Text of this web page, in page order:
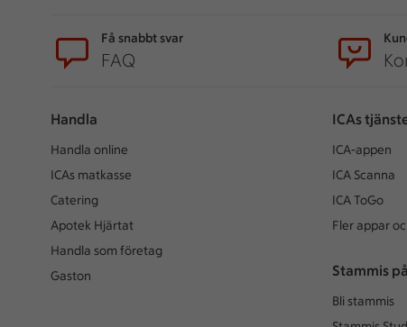
Få snabbt svar
FAQ
Handla
Handla online
ICAs matkasse
Catering
Apotek Hjärtat
Handla som företag
Gaston
ICAs
ICA-appen
ICA Scanna
ICA ToGo
Fler appar
Stammis
Bli stammis